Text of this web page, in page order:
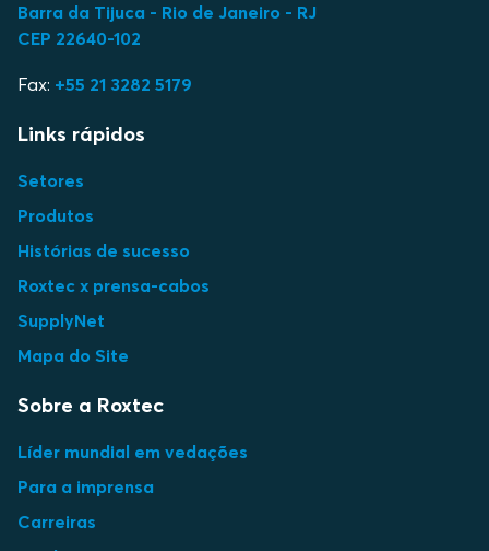
Barra da Tijuca - Rio de Janeiro - RJ
CEP 22640-102
Fax: +55 21 3282 5179
Links rápidos
Setores
Produtos
Histórias de sucesso
Roxtec x prensa-cabos
SupplyNet
Mapa do Site
Sobre a Roxtec
Líder mundial em vedações
Para a imprensa
Carreiras